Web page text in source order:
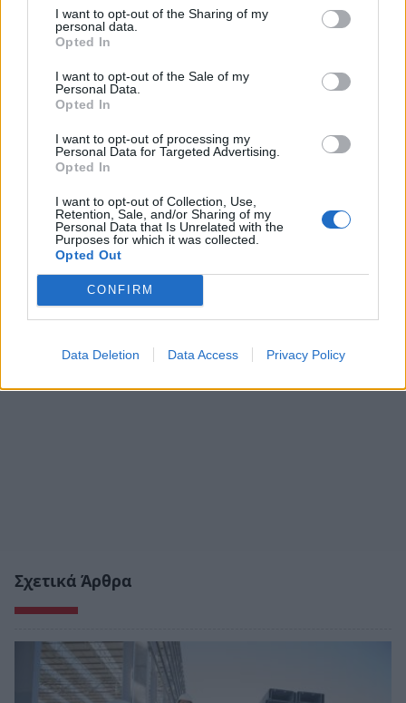
I want to opt-out of the Sharing of my
personal data.
Opted In
I want to opt-out of the Sale of my
Personal Data.
Opted In
I want to opt-out of processing my
Personal Data for Targeted Advertising.
Opted In
I want to opt-out of Collection, Use,
Retention, Sale, and/or Sharing of my
Personal Data that Is Unrelated with the
Purposes for which it was collected.
Opted Out
CONFIRM
Data Deletion Data Access Privacy Policy
Σχετικά Άρθρα